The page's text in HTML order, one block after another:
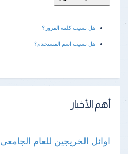
هل نسيت كلمة المرور؟
هل نسيت اسم المستخدم؟
أهم الأخبار
اوائل الخريجين للعام الجامعى ٢٠٢٥/٢٠٢٦